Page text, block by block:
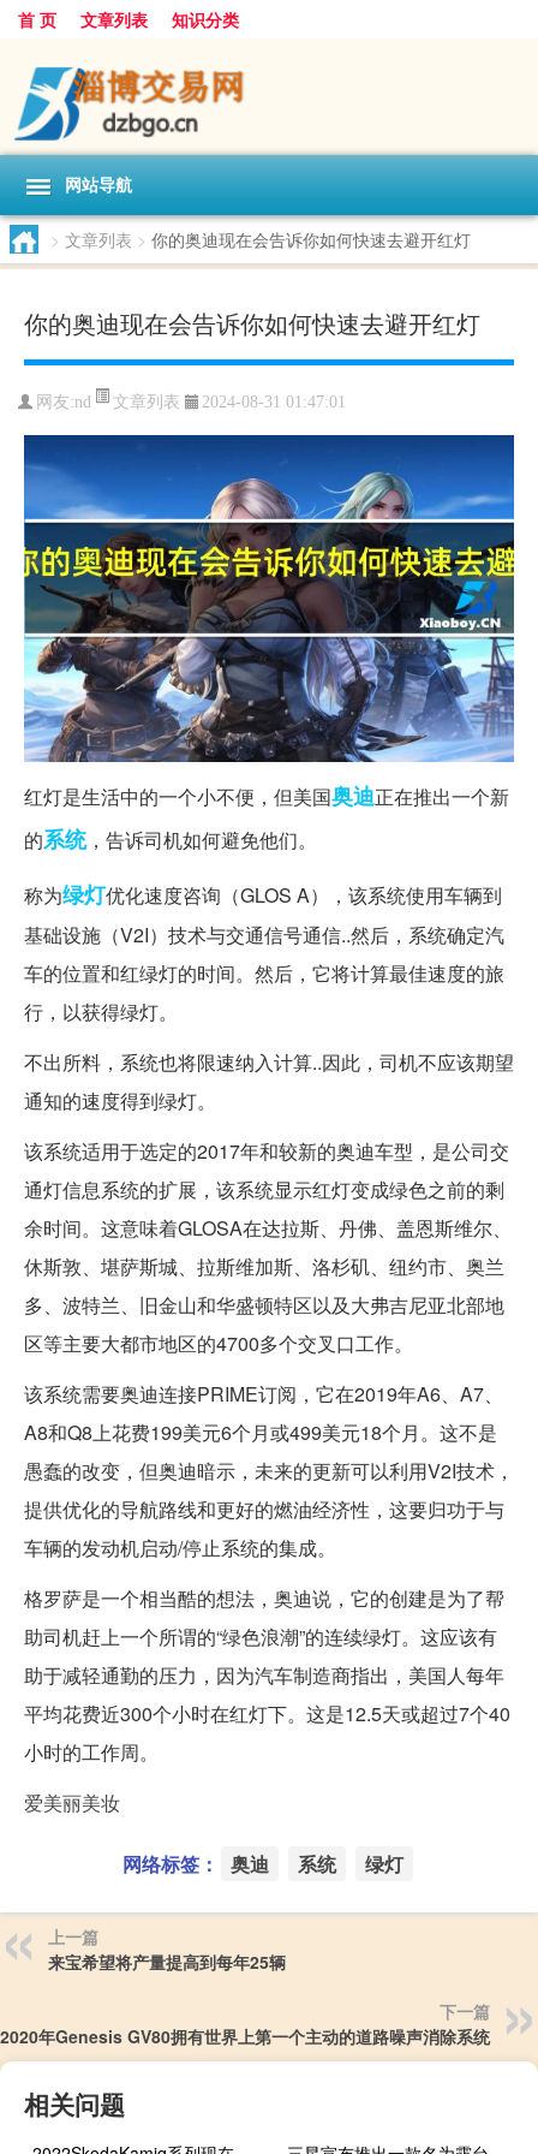
首 页 文章列表 知识分类
网站导航
> 文章列表 > 你的奥迪现在会告诉你如何快速去避开红灯
你的奥迪现在会告诉你如何快速去避开红灯
网友:nd 文章列表 2024-08-31 01:47:01
红灯是生活中的一个小不便，但美国奥迪正在推出一个新
的系统，告诉司机如何避免他们。
称为绿灯优化速度咨询（GLOS A），该系统使用车辆到
基础设施（V2I）技术与交通信号通信..然后，系统确定汽
车的位置和红绿灯的时间。然后，它将计算最佳速度的旅
行，以获得绿灯。
不出所料，系统也将限速纳入计算..因此，司机不应该期望
通知的速度得到绿灯。
该系统适用于选定的2017年和较新的奥迪车型，是公司交
通灯信息系统的扩展，该系统显示红灯变成绿色之前的剩
余时间。这意味着GLOSA在达拉斯、丹佛、盖恩斯维尔、
休斯敦、堪萨斯城、拉斯维加斯、洛杉矶、纽约市、奥兰
多、波特兰、旧金山和华盛顿特区以及大弗吉尼亚北部地
区等主要大都市地区的4700多个交叉口工作。
该系统需要奥迪连接PRIME订阅，它在2019年A6、A7、
A8和Q8上花费199美元6个月或499美元18个月。这不是
愚蠢的改变，但奥迪暗示，未来的更新可以利用V2I技术，
提供优化的导航路线和更好的燃油经济性，这要归功于与
车辆的发动机启动/停止系统的集成。
格罗萨是一个相当酷的想法，奥迪说，它的创建是为了帮
助司机赶上一个所谓的“绿色浪潮”的连续绿灯。这应该有
助于减轻通勤的压力，因为汽车制造商指出，美国人每年
平均花费近300个小时在红灯下。这是12.5天或超过7个40
小时的工作周。
爱美丽美妆
网络标签： 奥迪 系统 绿灯
上一篇
来宝希望将产量提高到每年25辆
下一篇
2020年Genesis GV80拥有世界上第一个主动的道路噪声消除系统
相关问题